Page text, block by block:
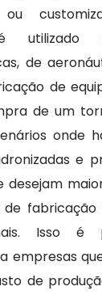
utilizado
de
de
de um
onde
e
desejam
fabricação
Isso é
empresas
de